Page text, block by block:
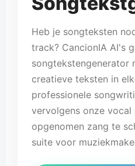
Heb je songteksten
track? CancionIA AI's
songtekstengenerator
creatieve teksten in
professionele
vervolgens onze vocal
opgenomen zang te
suite voor